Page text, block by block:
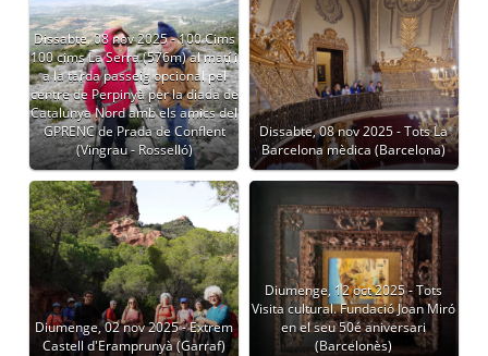
Dissabte, 08 nov 2025 - 100 Cims
100 cims La Serra (576m) al matí i
a la tarda passeig opcional pel
centre de Perpinyà per la diada de
Catalunya Nord amb els amics del
GPRENC de Prada de Conflent
(Vingrau - Rosselló)
Dissabte, 08 nov 2025 - Tots La
Barcelona mèdica (Barcelona)
Diumenge, 02 nov 2025 - Extrem
Castell d'Eramprunyà (Garraf)
Diumenge, 12 oct 2025 - Tots
Visita cultural. Fundació Joan Miró
en el seu 50é aniversari
(Barcelonès)